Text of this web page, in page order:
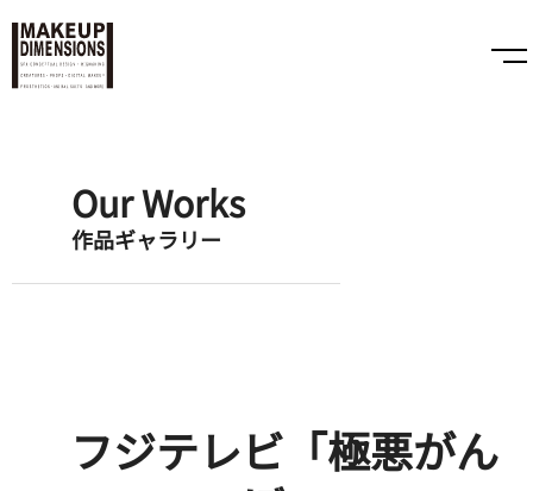
Our Works
作品ギャラリー
フジテレビ「極悪がん